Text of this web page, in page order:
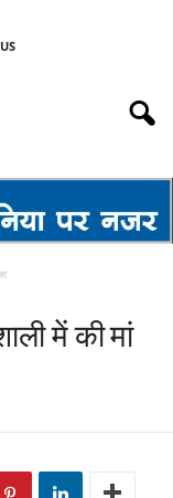
में की मां